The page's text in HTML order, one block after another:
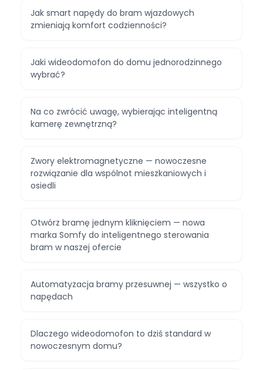
Jak smart napędy do bram wjazdowych
zmieniają komfort codzienności?
Jaki wideodomofon do domu jednorodzinnego
wybrać?
Na co zwrócić uwagę, wybierając inteligentną
kamerę zewnętrzną?
Zwory elektromagnetyczne — nowoczesne
rozwiązanie dla wspólnot mieszkaniowych i
osiedli
Otwórz bramę jednym kliknięciem — nowa
marka Somfy do inteligentnego sterowania
bram w naszej ofercie
Automatyzacja bramy przesuwnej — wszystko o
napędach
Dlaczego wideodomofon to dziś standard w
nowoczesnym domu?